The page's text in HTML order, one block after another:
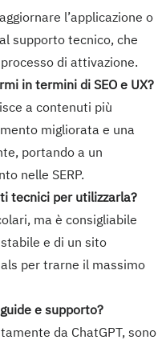
l’applicazione o
supporto tecnico, che
di attivazione.
in termini di SEO e UX?
a contenuti più
migliorata e una
portando a un
nelle SERP.
tecnici per utilizzarla?
ma è consigliabile
e di un sito
per trarne il massimo
e supporto?
da ChatGPT, sono